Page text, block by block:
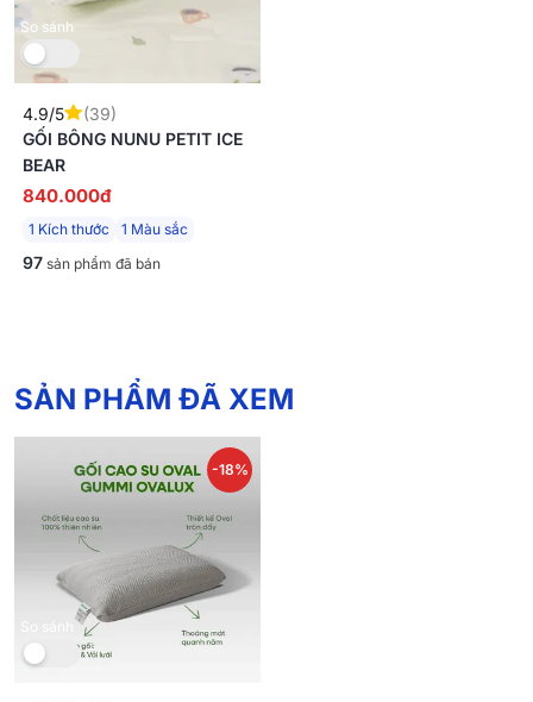
So sánh
4.9/5
(39)
GỐI BÔNG NUNU PETIT ICE
BEAR
840.000đ
1 Kích thước 1 Màu sắc
97 sản phẩm đã bán
SẢN PHẨM ĐÃ XEM
-18%